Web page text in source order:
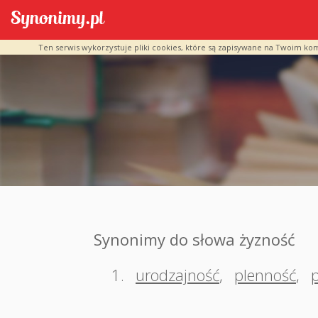
Ten serwis wykorzystuje pliki cookies, które są zapisywane na Twoim
Synonimy do słowa żyzność
1.
urodzajność, plenność,